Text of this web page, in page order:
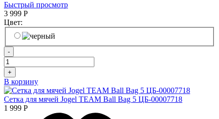
Быстрый просмотр
3 999 Р
Цвет:
-
+
В корзину
Сетка для мячей Jogel TEAM Ball Bag 5 ЦБ-00007718
1 999 Р